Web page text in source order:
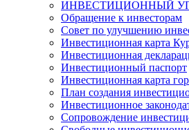
ИНВЕСТИЦИОННЫЙ
Обращение к инвесторам
Совет по улучшению
Инвестиционная карта
Инвестиционная
Инвестиционный паспорт
Инвестиционная карта
План создания
Инвестиционное
Сопровождение